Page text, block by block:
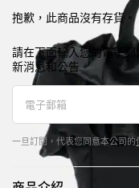
抱歉，此商品沒有存貨。
請在下面輸入您的電子
新消息和公告。
一旦訂閱，代表您同意本公司的